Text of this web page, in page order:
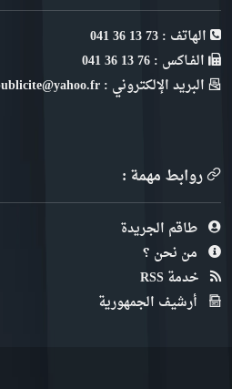
الهاتف : 73 13 36 041
الفـاكس : 76 13 36 041
البريد الإلكتروني : djoumhouriapublicite@yahoo.fr
روابط مهمة :
طاقم الجريدة
من نحن ؟
خدمة RSS
أرشيف الجمهورية